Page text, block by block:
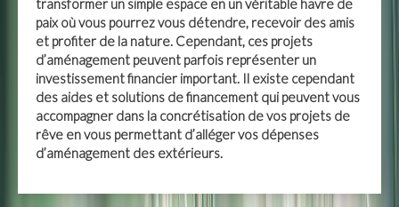
transformer un simple espace en un véritable havre de
paix où vous pourrez vous détendre, recevoir des amis
et profiter de la nature. Cependant, ces projets
d’aménagement peuvent parfois représenter un
investissement financier important. Il existe cependant
des aides et solutions de financement qui peuvent vous
accompagner dans la concrétisation de vos projets de
rêve en vous permettant d’alléger vos dépenses
d’aménagement des extérieurs.